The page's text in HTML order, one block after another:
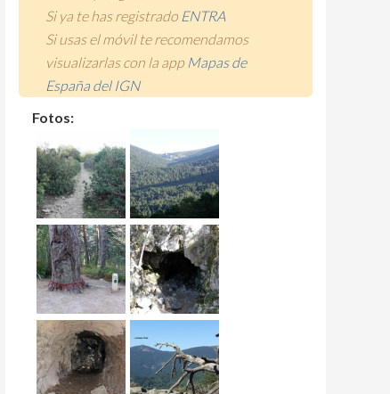
Si ya te has registrado ENTRA
Si usas el móvil te recomendamos
visualizarlas con la app Mapas de
España del IGN
Fotos: